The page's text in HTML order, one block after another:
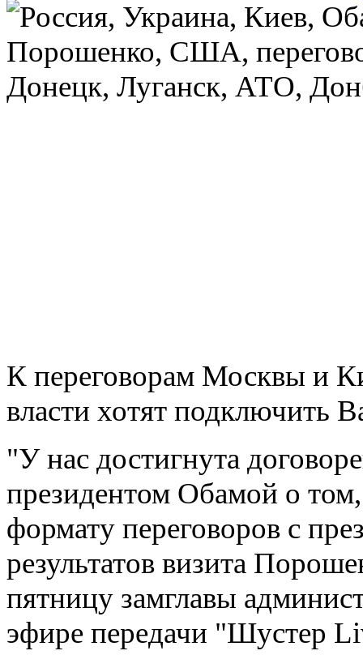
К переговорам Москвы и
власти хотят подключить
"У нас достигнута
президентом Обамой о
формату переговоров с
результатов визита
пятницу замглавы
эфире передачи "Шустер